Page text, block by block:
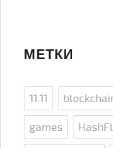
МЕТКИ
11.11
games